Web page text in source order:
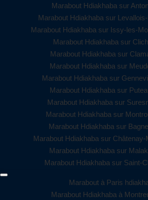
Marabout Hdiakhaba sur
Marabout Hdiakhaba sur
Marabout Hdiakhaba sur Issy-les-
Marabout Hdiakhaba sur
Marabout Hdiakhaba sur
Marabout Hdiakhaba sur
Marabout Hdiakhaba sur
Marabout Hdiakhaba sur
Marabout Hdiakhaba sur
Marabout Hdiakhaba sur
Marabout Hdiakhaba sur
Marabout Hdiakhaba sur Châtenay-
Marabout Hdiakhaba sur
Marabout Hdiakhaba sur Saint-
Marabout à Paris
Marabout Hdiakhaba à